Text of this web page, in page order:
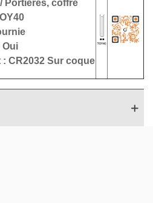
Portières, coffre
Oui
: CR2032 Sur coque